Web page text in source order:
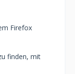
Firefox
finden, mit